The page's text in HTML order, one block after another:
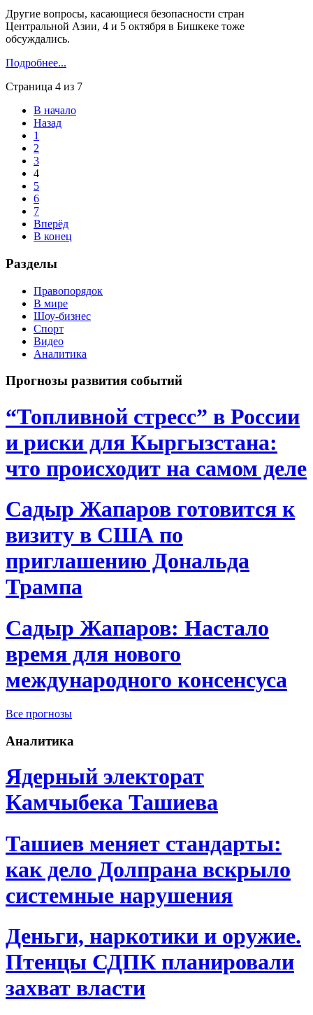
Другие вопросы, касающиеся безопасности стран
Центральной Азии, 4 и 5 октября в Бишкеке тоже
обсуждались.
Подробнее...
Страница 4 из 7
В начало
Назад
1
2
3
4
5
6
7
Вперёд
В конец
Разделы
Правопорядок
В мире
Шоу-бизнес
Спорт
Видео
Аналитика
Прогнозы развития событий
“Топливной стресс” в России
и риски для Кыргызстана:
что происходит на самом деле
Садыр Жапаров готовится к
визиту в США по
приглашению Дональда
Трампа
Садыр Жапаров: Настало
время для нового
международного консенсуса
Все прогнозы
Аналитика
Ядерный электорат
Камчыбека Ташиева
Ташиев меняет стандарты:
как дело Долпрана вскрыло
системные нарушения
Деньги, наркотики и оружие.
Птенцы СДПК планировали
захват власти